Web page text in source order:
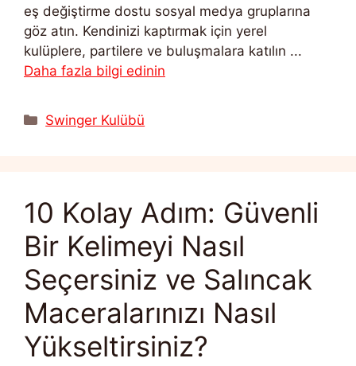
eş değiştirme dostu sosyal medya gruplarına
göz atın. Kendinizi kaptırmak için yerel
kulüplere, partilere ve buluşmalara katılın ...
Daha fazla bilgi edinin
Kategoriler
Swinger Kulübü
10 Kolay Adım: Güvenli
Bir Kelimeyi Nasıl
Seçersiniz ve Salıncak
Maceralarınızı Nasıl
Yükseltirsiniz?